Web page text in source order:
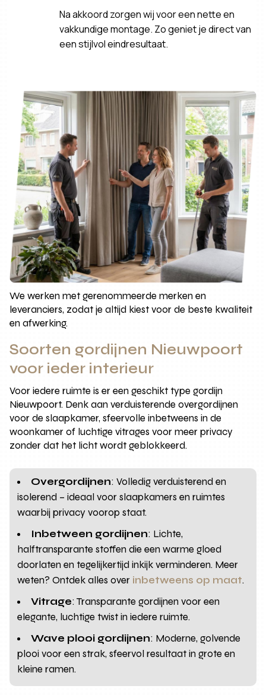
Na akkoord zorgen wij voor een nette en
vakkundige montage. Zo geniet je direct van
een stijlvol eindresultaat.
We werken met gerenommeerde merken en
leveranciers, zodat je altijd kiest voor de beste kwaliteit
en afwerking.
Soorten gordijnen Nieuwpoort
voor ieder interieur
Voor iedere ruimte is er een geschikt type gordijn
Nieuwpoort. Denk aan verduisterende overgordijnen
voor de slaapkamer, sfeervolle inbetweens in de
woonkamer of luchtige vitrages voor meer privacy
zonder dat het licht wordt geblokkeerd.
Overgordijnen: Volledig verduisterend en
isolerend – ideaal voor slaapkamers en ruimtes
waarbij privacy voorop staat.
Inbetween gordijnen: Lichte,
halftransparante stoffen die een warme gloed
doorlaten en tegelijkertijd inkijk verminderen. Meer
weten? Ontdek alles over inbetweens op maat.
Vitrage: Transparante gordijnen voor een
elegante, luchtige twist in iedere ruimte.
Wave plooi gordijnen: Moderne, golvende
plooi voor een strak, sfeervol resultaat in grote en
kleine ramen.